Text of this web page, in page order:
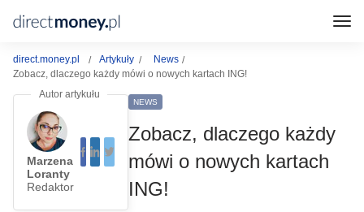
direct.money.pl Artykuły
News
Zobacz, dlaczego każdy mówi o nowych kartach ING!
Marzena
Loranty
Redaktor
NEWS
Zobacz, dlaczego każdy
mówi o nowych kartach
ING!